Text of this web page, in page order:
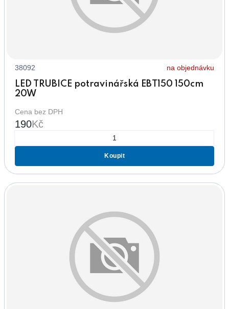
38092 na objednávku
LED TRUBICE potravinářská EBT150 150cm
20W
Cena bez DPH
190Kč
Koupit